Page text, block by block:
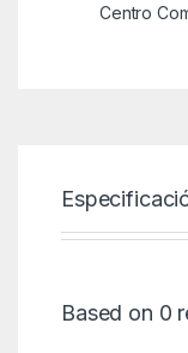
Centro
Based on 0